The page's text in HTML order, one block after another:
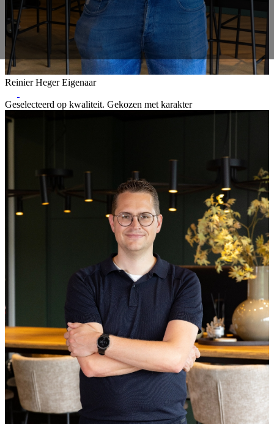
Reinier Heger Eigenaar
Geselecteerd op kwaliteit. Gekozen met karakter